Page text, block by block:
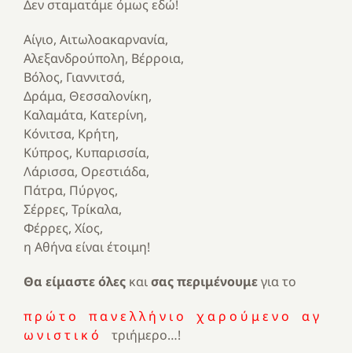
Δεν σταματάμε όμως εδώ!
Αίγιο, Αιτωλοακαρνανία,
Αλεξανδρούπολη, Βέρροια,
Βόλος, Γιαννιτσά,
Δράμα, Θεσσαλονίκη,
Καλαμάτα, Κατερίνη,
Κόνιτσα, Κρήτη,
Κύπρος, Κυπαρισσία,
Λάρισσα, Ορεστιάδα,
Πάτρα, Πύργος,
Σέρρες, Τρίκαλα,
Φέρρες, Χίος,
η Αθήνα είναι έτοιμη!
Θα είμαστε όλες καισας περιμένουμεγια το
π ρ ώ τ ο π α ν ε λ λ ή ν ι ο χ α ρ ο ύ μ ε ν ο α γ
ω ν ι σ τ ι κ ό τριήμερο…!